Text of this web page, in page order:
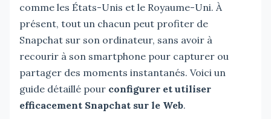
comme les États-Unis et le Royaume-Uni. À
présent, tout un chacun peut profiter de
Snapchat sur son ordinateur, sans avoir à
recourir à son smartphone pour capturer ou
partager des moments instantanés. Voici un
guide détaillé pour configurer et utiliser
efficacement Snapchat sur le Web.